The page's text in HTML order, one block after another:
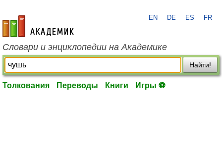
academic.ru
EN DE ES FR
Словари и энциклопедии на Академике
Найти!
Толкования Переводы Книги Игры ⚽